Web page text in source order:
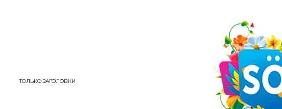
ТОЛЬКО ЗАГОЛОВКИ